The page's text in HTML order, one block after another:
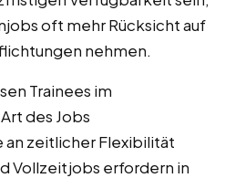
oft mehr Rücksicht auf
nehmen.
Trainees im
des Jobs
zeitlicher Flexibilität
Vollzeitjobs erfordern in